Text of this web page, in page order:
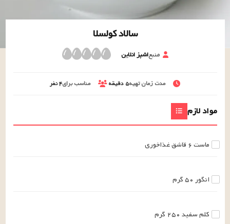
سالاد کولسلا
منبعاشپز انلاین
مدت زمان تهیه۵ دقیقه مناسب برای۴نفر
مواد لازم
ماست۶ قاشق غذاخوری
انگور ۵۰گرم
کلم سفید ۲۵۰ گرم